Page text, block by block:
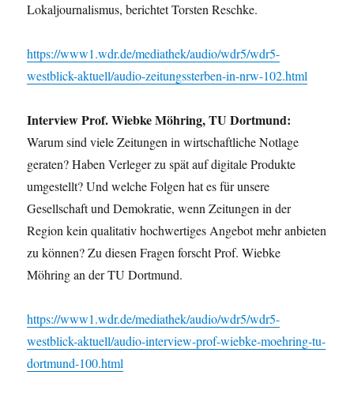
Lokaljournalismus, berichtet Torsten Reschke.
https://www1.wdr.de/mediathek/audio/wdr5/wdr5-
westblick-aktuell/audio-zeitungssterben-in-nrw-102.html
Interview Prof. Wiebke Möhring, TU Dortmund:
Warum sind viele Zeitungen in wirtschaftliche Notlage
geraten? Haben Verleger zu spät auf digitale Produkte
umgestellt? Und welche Folgen hat es für unsere
Gesellschaft und Demokratie, wenn Zeitungen in der
Region kein qualitativ hochwertiges Angebot mehr anbieten
zu können? Zu diesen Fragen forscht Prof. Wiebke
Möhring an der TU Dortmund.
https://www1.wdr.de/mediathek/audio/wdr5/wdr5-
westblick-aktuell/audio-interview-prof-wiebke-moehring-tu-
dortmund-100.html